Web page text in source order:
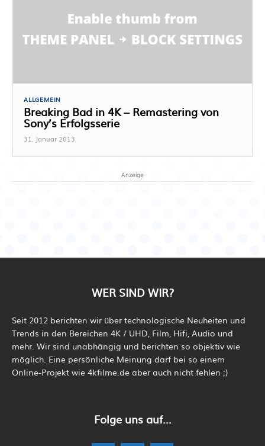
ALLGEMEIN
Breaking Bad in 4K – Remastering von
Sony’s Erfolgsserie
31. Januar 2013
Anzeige
WER SIND WIR?
Seit 2012 berichten wir über technologische Neuheiten und
Trends in den Bereichen 4K / UHD, Film, Hifi, Audio und
mehr. Wir sind unabhängig und berichten so objektiv wie
möglich. Eine persönliche Meinung darf bei so einem
Online-Projekt wie 4kfilme.de aber auch nicht fehlen ;)
Folge uns auf...